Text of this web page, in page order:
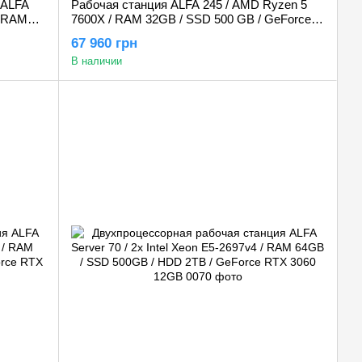
Рабочая станция ALFA 245 / AMD Ryzen 5
7600X / RAM 32GB / SSD 500 GB / GeForce
67 960 грн
В наличии